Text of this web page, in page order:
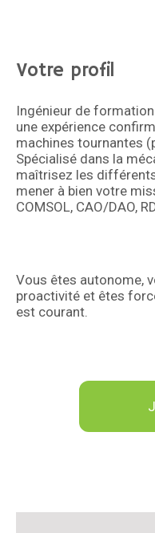
Votre profil
Ingénieur de
une expérience
machines tournantes
Spécialisé dans la
maîtrisez les
mener à bien votre
COMSOL, CAO/DAO,
Vous êtes autonome,
proactivité et êtes
est courant.